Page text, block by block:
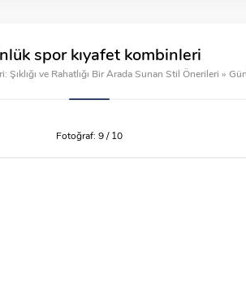
spor kıyafet kombinleri
ve Rahatlığı Bir Arada Sunan Stil Önerileri »
Fotoğraf: 9 / 10